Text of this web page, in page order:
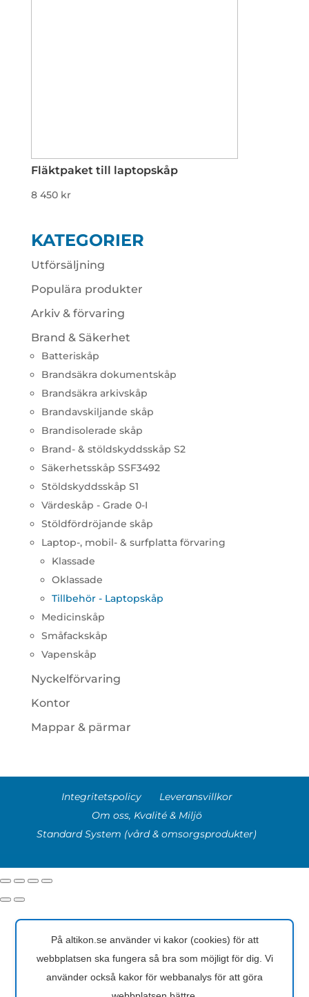
Fläktpaket till laptopskåp
8 450 kr
KATEGORIER
Utförsäljning
Populära produkter
Arkiv & förvaring
Brand & Säkerhet
Batteriskåp
Brandsäkra dokumentskåp
Brandsäkra arkivskåp
Brandavskiljande skåp
Brandisolerade skåp
Brand- & stöldskyddsskåp S2
Säkerhetsskåp SSF3492
Stöldskyddsskåp S1
Värdeskåp - Grade 0-I
Stöldfördröjande skåp
Laptop-, mobil- & surfplatta förvaring
Klassade
Oklassade
Tillbehör - Laptopskåp
Medicinskåp
Småfackskåp
Vapenskåp
Nyckelförvaring
Kontor
Mappar & pärmar
Integritetspolicy
Leveransvillkor
Om oss, Kvalité & Miljö
Standard System (vård & omsorgsprodukter)
På altikon.se använder vi kakor (cookies) för att
webbplatsen ska fungera så bra som möjligt för dig. Vi
använder också kakor för webbanalys för att göra